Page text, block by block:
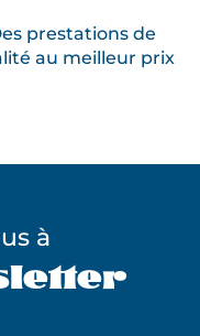
prestations de
au meilleur prix
à